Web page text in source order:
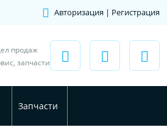
Авторизация | Регистрация
продаж
запчасти
Запчасти